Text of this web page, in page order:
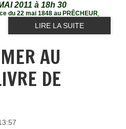
2011 à 18h 30
du 22 mai 1848 au PRÊCHEUR.
LIRE LA SUITE
AU
DE